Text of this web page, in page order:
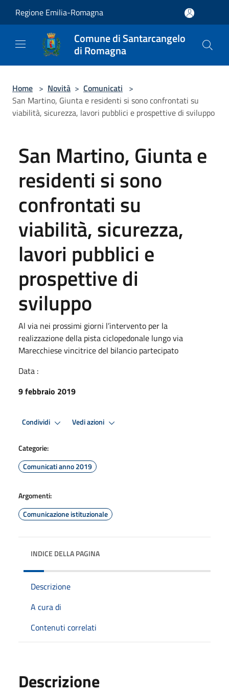
Regione Emilia-Romagna
Comune di Santarcangelo
di Romagna
Home > Novità > Comunicati >
San Martino, Giunta e residenti si sono confrontati su
viabilità, sicurezza, lavori pubblici e prospettive di sviluppo
San Martino, Giunta e
residenti si sono
confrontati su
viabilità, sicurezza,
lavori pubblici e
prospettive di
sviluppo
Al via nei prossimi giorni l’intervento per la
realizzazione della pista ciclopedonale lungo via
Marecchiese vincitrice del bilancio partecipato
Data :
9 febbraio 2019
Condividi Vedi azioni
Categorie:
Comunicati anno 2019
Argomenti:
Comunicazione istituzionale
INDICE DELLA PAGINA
Descrizione
A cura di
Contenuti correlati
Descrizione